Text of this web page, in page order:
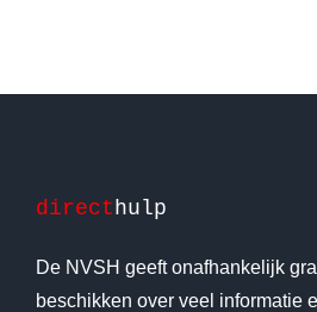
directhulp
De NVSH geeft onafhankelijk
beschikken over veel informatie